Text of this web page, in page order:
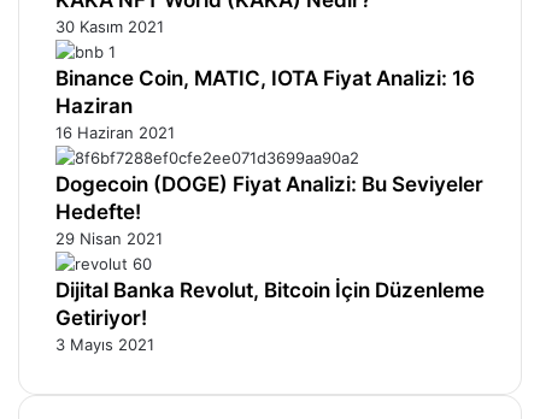
30 Kasım 2021
Binance Coin, MATIC, IOTA Fiyat Analizi: 16
Haziran
16 Haziran 2021
Dogecoin (DOGE) Fiyat Analizi: Bu Seviyeler
Hedefte!
29 Nisan 2021
Dijital Banka Revolut, Bitcoin İçin Düzenleme
Getiriyor!
3 Mayıs 2021